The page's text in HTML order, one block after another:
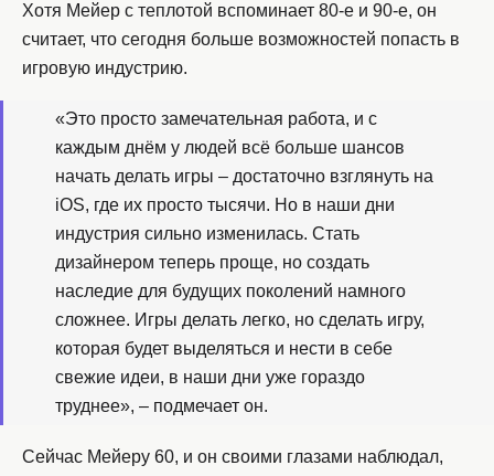
Хотя Мейер с теплотой вспоминает 80-е и 90-е, он
считает, что сегодня больше возможностей попасть в
игровую индустрию.
«Это просто замечательная работа, и с
каждым днём у людей всё больше шансов
начать делать игры – достаточно взглянуть на
iOS, где их просто тысячи. Но в наши дни
индустрия сильно изменилась. Стать
дизайнером теперь проще, но создать
наследие для будущих поколений намного
сложнее. Игры делать легко, но сделать игру,
которая будет выделяться и нести в себе
свежие идеи, в наши дни уже гораздо
труднее», – подмечает он.
Сейчас Мейеру 60, и он своими глазами наблюдал,